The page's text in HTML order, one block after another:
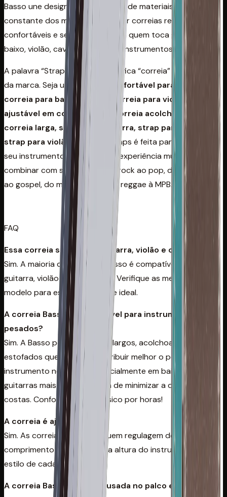
Basso une design, conhecimento de materiais e escuta
constante dos músicos para criar correias resistentes,
confortáveis e seguras, seja para quem toca guitarra,
baixo, violão, cavaco, ukulele ou instrumentos pesados.
A palavra “Strap” em inglês significa “correia” e faz parte
da marca. Seja uma correia confortável para guitarra,
correia para baixo pesado, correia para violão, correia
ajustável em comprimento, correia acolchoada,
correia larga, strap para guitarra, strap para baixo e
strap para violão, a Basso
Straps é feita para valorizar
seu instrumento, proteger sua experiência musical e
combinar com seu estilo — do rock ao pop, do sertanejo
ao gospel, do metal ao jazz, do reggae à MPB.
FAQ
Essa correia serve para guitarra, violão e contrabaixo?
Sim. A maioria das correias Basso é compatível com
guitarra, violão e contrabaixo. Verifique as medidas do
modelo para escolher o ajuste ideal.
A correia Basso é confortável para instrumentos
pesados?
Sim. A Basso possui modelos largos, acolchoados e
estofados que ajudam a distribuir melhor o peso do
instrumento no ombro, especialmente em baixos e
guitarras mais pesadas, a fim de minimizar a dor nas
costas. Conforto para o Músico por horas!
A correia é ajustável?
Sim. As correias Basso possuem regulagem de
comprimento para adaptar a altura do instrumento ao
estilo de cada músico.
A correia Basso pode ser usada no palco e em